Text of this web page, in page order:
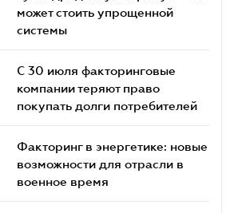
может стоить упрощенной
системы
С 30 июля факторинговые
компании теряют право
покупать долги потребителей
Факторинг в энергетике: новые
возможности для отрасли в
военное время